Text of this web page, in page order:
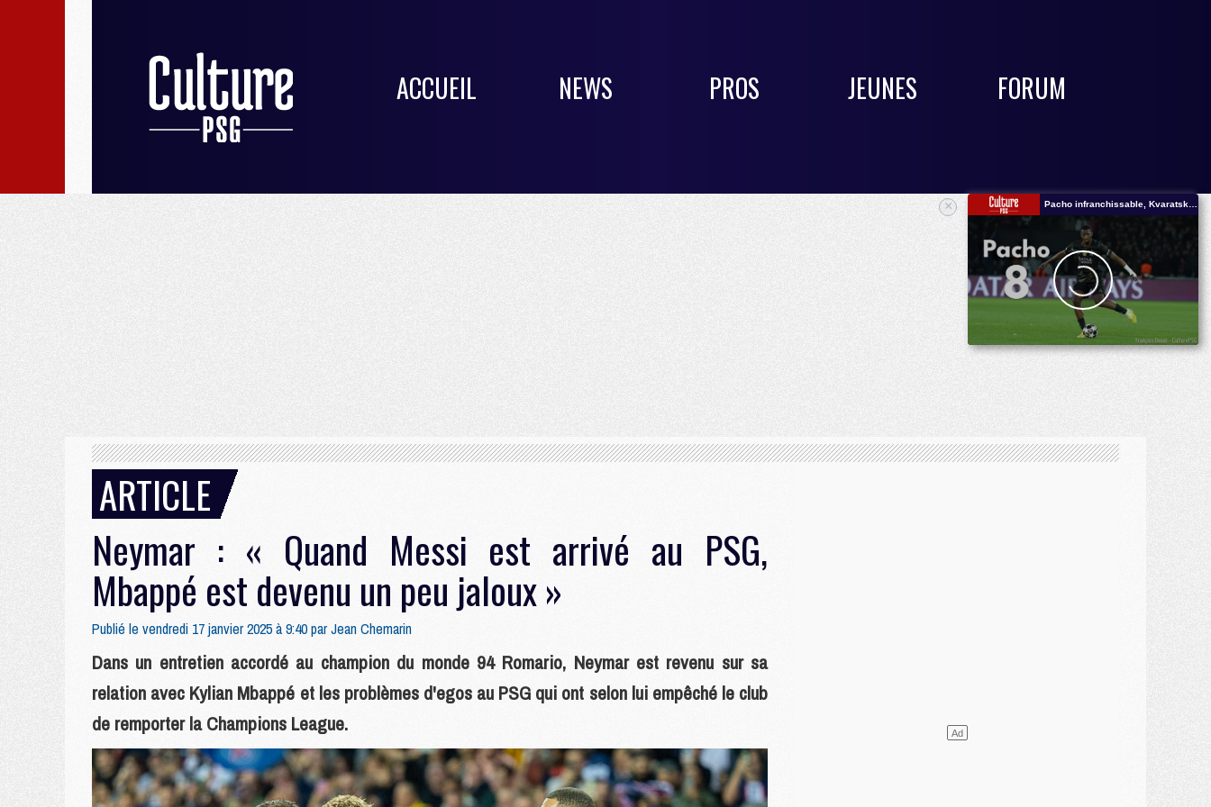
ACCUEIL NEWS PROS JEUNES FORUM
ARTICLE
Neymar : « Quand Messi est arrivé au PSG,
Mbappé est devenu un peu jaloux »
Publié le vendredi 17 janvier 2025 à 9:40 parJean Chemarin
Dans un entretien accordé au champion du monde 94 Romario, Neymar est revenu sur sa
relation avec Kylian Mbappé et les problèmes d'egos au PSG qui ont selon lui empêché le club
de remporter la Champions League.
×